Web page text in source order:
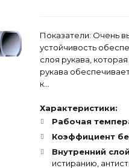
Показатели: Очень
устойчивость
слоя рукава,
рукава
к...
Характеристики:
Рабочая
Коэффициент
Внутренний
истиранию,